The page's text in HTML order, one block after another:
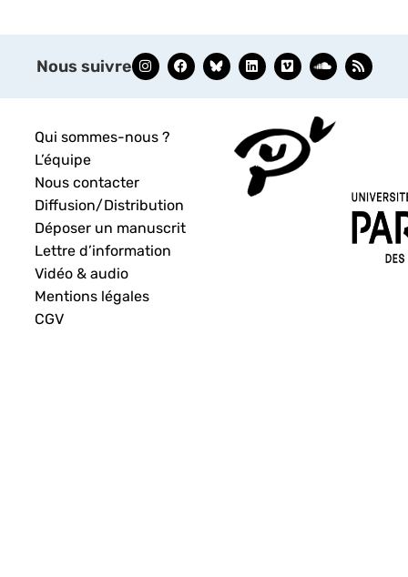
Nous suivre
Qui sommes-nous ?
L’équipe
Nous contacter
Diffusion/Distribution
Déposer un manuscrit
Lettre d’information
Vidéo & audio
Mentions légales
CGV